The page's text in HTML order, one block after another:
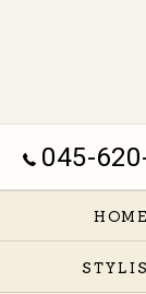
045-
HOME